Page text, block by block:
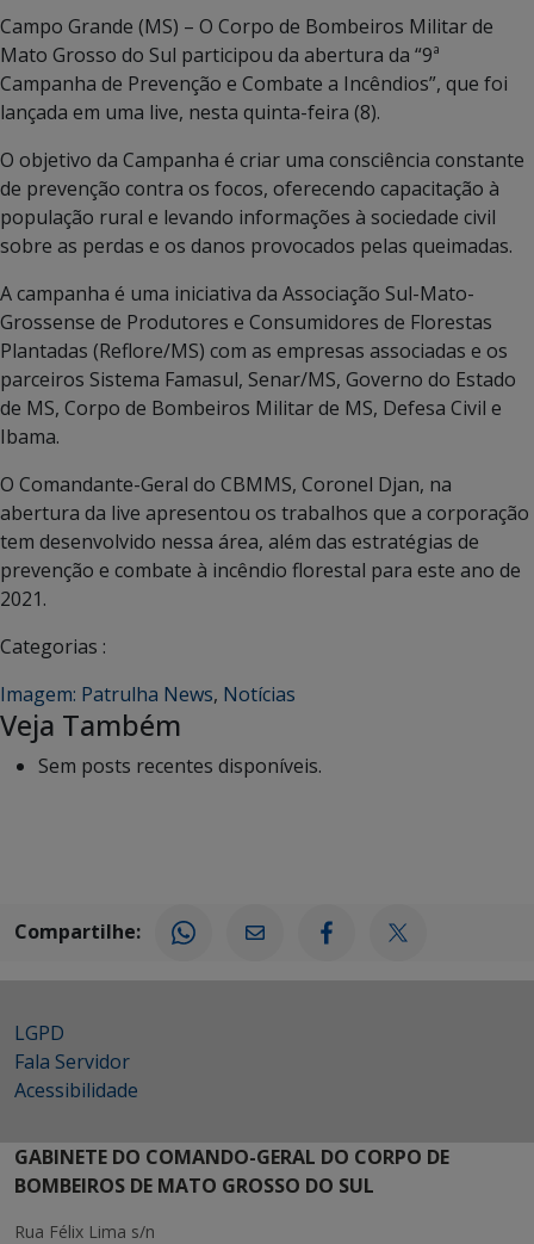
Campo Grande (MS) – O Corpo de Bombeiros Militar de
Mato Grosso do Sul participou da abertura da “9ª
Campanha de Prevenção e Combate a Incêndios”, que foi
lançada em uma live, nesta quinta-feira (8).
O objetivo da Campanha é criar uma consciência constante
de prevenção contra os focos, oferecendo capacitação à
população rural e levando informações à sociedade civil
sobre as perdas e os danos provocados pelas queimadas.
A campanha é uma iniciativa da Associação Sul-Mato-
Grossense de Produtores e Consumidores de Florestas
Plantadas (Reflore/MS) com as empresas associadas e os
parceiros Sistema Famasul, Senar/MS, Governo do Estado
de MS, Corpo de Bombeiros Militar de MS, Defesa Civil e
Ibama.
O Comandante-Geral do CBMMS, Coronel Djan, na
abertura da live apresentou os trabalhos que a corporação
tem desenvolvido nessa área, além das estratégias de
prevenção e combate à incêndio florestal para este ano de
2021.
Categorias :
Imagem: Patrulha News, Notícias
Veja Também
Sem posts recentes disponíveis.
Compartilhe:
LGPD
Fala Servidor
Acessibilidade
GABINETE DO COMANDO-GERAL DO CORPO DE
BOMBEIROS DE MATO GROSSO DO SUL
Rua Félix Lima s/n